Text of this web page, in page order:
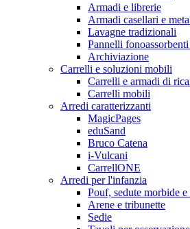
Armadi e librerie
Armadi casellari e
Lavagne tradizionali
Pannelli
Archiviazione
Carrelli e soluzioni mobili
Carrelli e armadi di
Carrelli mobili
Arredi caratterizzanti
MagicPages
eduSand
Bruco Catena
i-Vulcani
CarrellONE
Arredi per l'infanzia
Pouf, sedute morbide e
Arene e tribunette
Sedie